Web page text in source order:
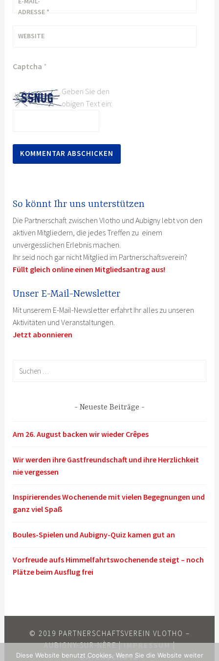
ADRESSE *
WEBSITE
Captcha *
Geben Sie den
obigen Text ein:
So könnt Ihr uns unterstützen
Die Partnerschaft zwischen Vlotho und Aubigny lebt von den
aktiven Mitgliedern, die jedes Treffen zu einem
unvergesslichen Erlebnis machen.
Ihr seid noch gar nicht Mitglied im Partnerschaftsverein?
Füllt gleich online einen Mitgliedsantrag aus!
Unser E-Mail-Newsletter
Mit unserem E-Mail-Newsletter erfahrt Ihr alles zu unseren
Aktivitäten und Veranstaltungen.
Jetzt abonnieren
Neueste Beiträge
Am 26. August backen wir wieder Crêpes
Wir werden ihre Gastfreundschaft und ihre Herzlichkeit
nie vergessen
Inspirierendes Wochenende mit vielen Begegnungen und
ganz viel Spaß
Boules-Spielen und Aubigny-Quiz kamen gut an
Vorfreude aufs Himmelfahrtswochenende steigt – noch
Plätze beim Ausflug frei
© 2019 PARTNERSCHAFTSVEREIN VLOTHO –
AUBIGNY-SUR-NÈRE |IMPRESSUM|
DATENSCHUTZ
Diese Website benutzt Cookies. Wenn Sie die Website weiter